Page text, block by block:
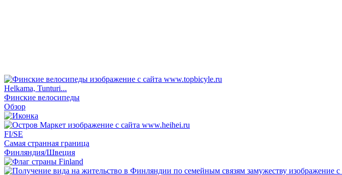
Helkama, Tunturi...
Финские велосипеды
Обзор
FI/SE
Самая странная граница
Финляндия/Швеция